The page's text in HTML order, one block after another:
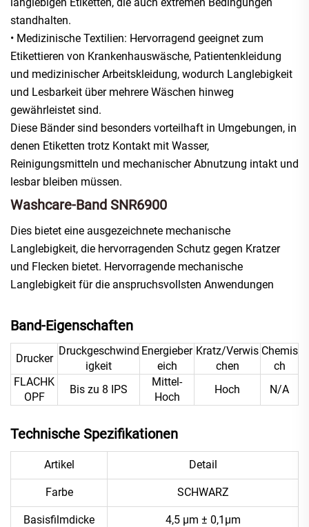
standhalten.
• Medizinische Textilien: Hervorragend geeignet zum
Etikettieren von Krankenhauswäsche, Patientenkleidung
und medizinischer Arbeitskleidung, wodurch Langlebigkeit
und Lesbarkeit über mehrere Wäschen hinweg
gewährleistet sind.
Diese Bänder sind besonders vorteilhaft in Umgebungen, in
denen Etiketten trotz Kontakt mit Wasser,
Reinigungsmitteln und mechanischer Abnutzung intakt und
lesbar bleiben müssen.
Washcare-Band SNR6900
Dies bietet eine ausgezeichnete mechanische
Langlebigkeit, die hervorragenden Schutz gegen Kratzer
und Flecken bietet. Hervorragende mechanische
Langlebigkeit für die anspruchsvollsten Anwendungen
Band-Eigenschaften
Drucker
Druckgeschwind
igkeit
Energieber
eich
Kratz/Verwis
chen
Chemis
ch
FLACHK
OPF
Bis zu 8 IPS
Mittel-
Hoch
Hoch N/A
Technische Spezifikationen
Artikel Detail
Farbe SCHWARZ
Basisfilmdicke 4,5 μm ± 0,1μm